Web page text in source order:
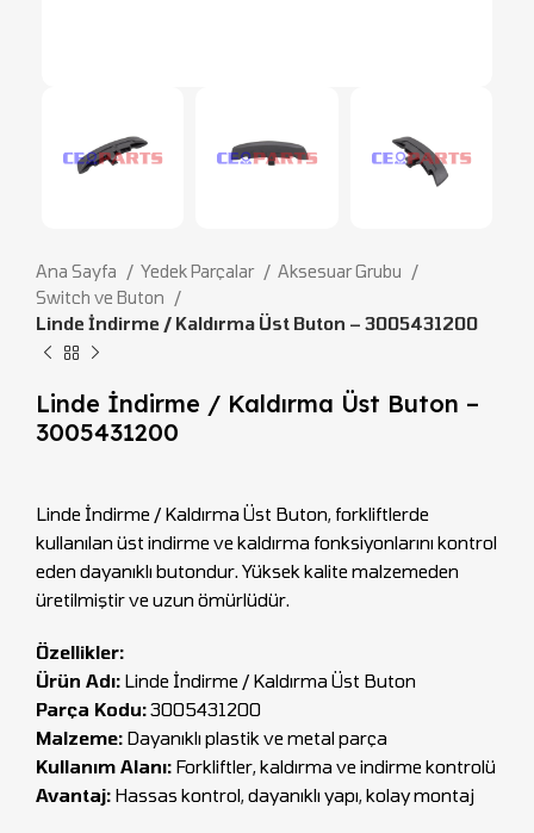
Ana Sayfa Yedek Parçalar
Aksesuar Grubu
Switch ve Buton
Linde İndirme / Kaldırma Üst Buton – 3005431200
Linde İndirme / Kaldırma Üst Buton –
3005431200
Linde İndirme / Kaldırma Üst Buton, forkliftlerde
kullanılan üst indirme ve kaldırma fonksiyonlarını kontrol
eden dayanıklı butondur. Yüksek kalite malzemeden
üretilmiştir ve uzun ömürlüdür.
Özellikler:
Ürün Adı: Linde İndirme / Kaldırma Üst Buton
Parça Kodu:3005431200
Malzeme: Dayanıklı plastik ve metal parça
Kullanım Alanı: Forkliftler, kaldırma ve indirme kontrolü
Avantaj: Hassas kontrol, dayanıklı yapı, kolay montaj